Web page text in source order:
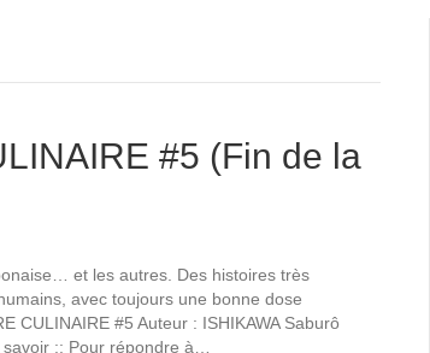
#5 (Fin de la
et les autres. Des histoires très
avec toujours une bonne dose
CULINAIRE #5 Auteur : ISHIKAWA Saburô
:: Pour répondre à…